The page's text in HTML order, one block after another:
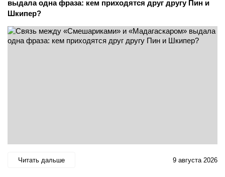
выдала одна фраза: кем приходятся друг другу Пин и
Шкипер?
Читать дальше 9 августа 2026